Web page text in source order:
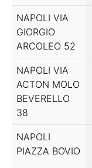
NAPOLI VIA
GIORGIO
ARCOLEO 52
NAPOLI VIA
ACTON MOLO
BEVERELLO
38
NAPOLI
PIAZZA BOVIO